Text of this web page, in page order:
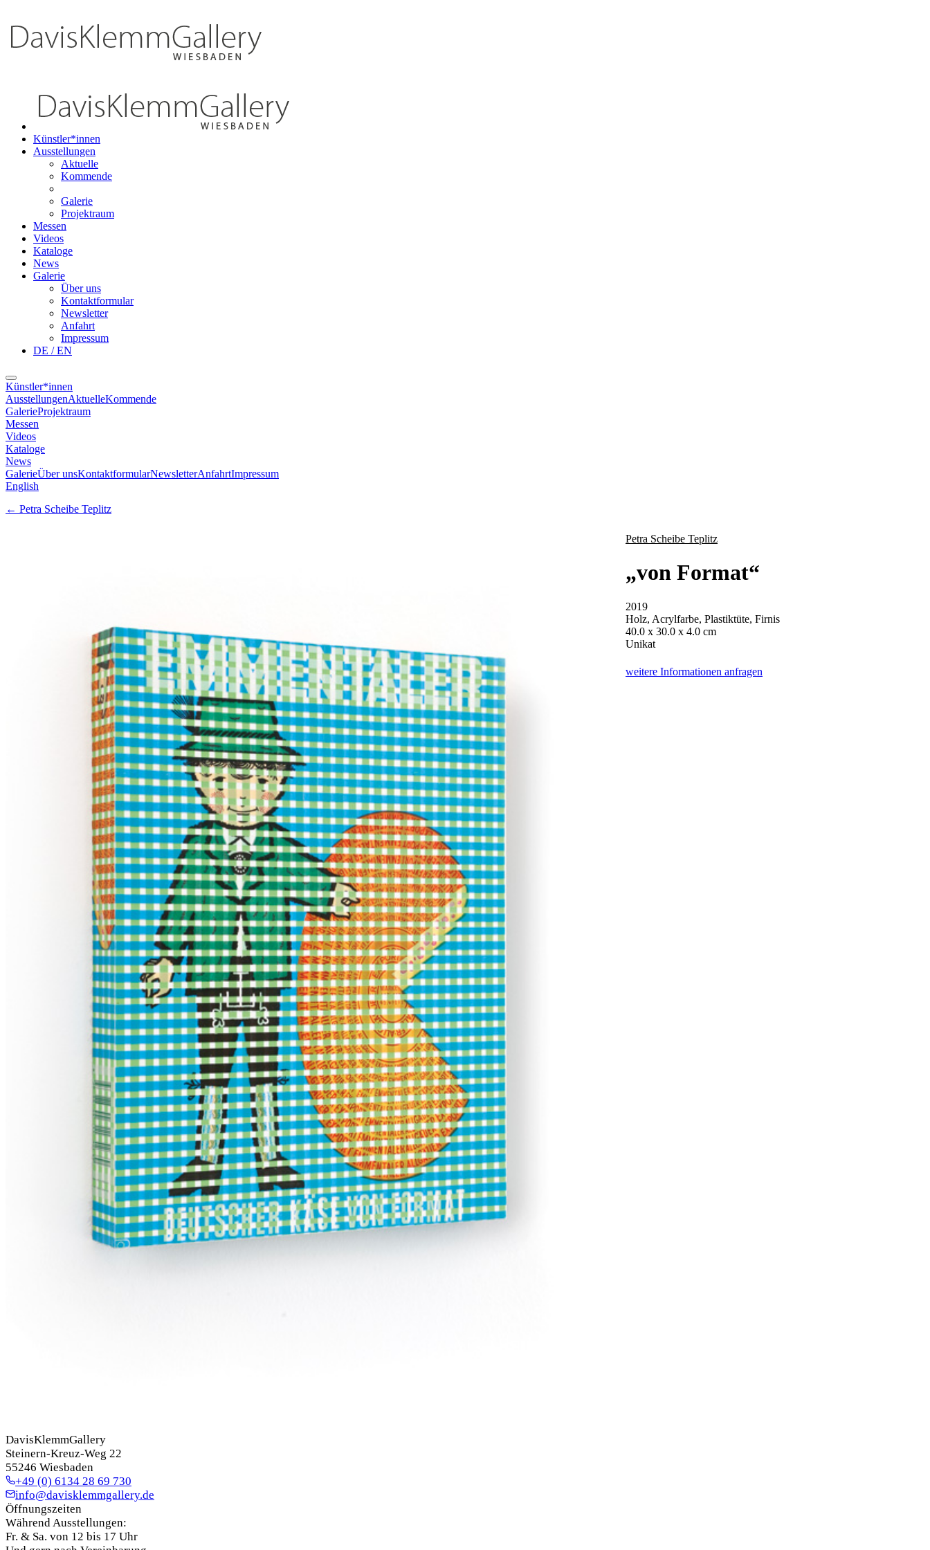
Künstler*innen
Ausstellungen
Aktuelle
Kommende
Galerie
Projektraum
Messen
Videos
Kataloge
News
Galerie
Über uns
Kontaktformular
Newsletter
Anfahrt
Impressum
DE / EN
Künstler*innen
AusstellungenAktuelleKommende
GalerieProjektraum
Messen
Videos
Kataloge
News
GalerieÜber unsKontaktformularNewsletterAnfahrtImpressum
English
← Petra Scheibe Teplitz
Petra Scheibe Teplitz
„von Format“
2019
Holz, Acrylfarbe, Plastiktüte, Firnis
40.0 x 30.0 x 4.0 cm
Unikat
weitere Informationen anfragen
DavisKlemmGallery
Steinern-Kreuz-Weg 22
55246 Wiesbaden
+49 (0) 6134 28 69 730
info@davisklemmgallery.de
Öffnungszeiten
Während Ausstellungen:
Fr. & Sa. von 12 bis 17 Uhr